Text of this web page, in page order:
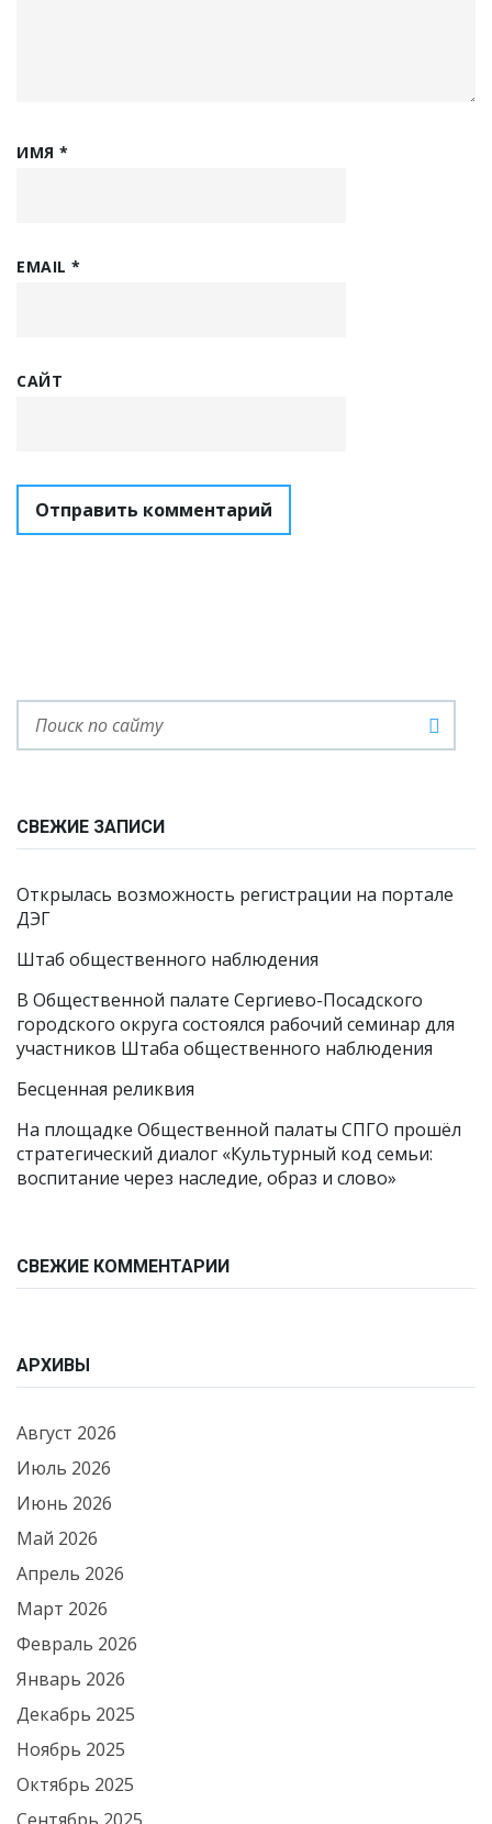
ИМЯ*
EMAIL*
САЙТ
СВЕЖИЕ ЗАПИСИ
Открылась возможность регистрации на портале
ДЭГ
Штаб общественного наблюдения
В Общественной палате Сергиево-Посадского
городского округа состоялся рабочий семинар для
участников Штаба общественного наблюдения
Бесценная реликвия
На площадке Общественной палаты СПГО прошёл
стратегический диалог «Культурный код семьи:
воспитание через наследие, образ и слово»
СВЕЖИЕ КОММЕНТАРИИ
АРХИВЫ
Август 2026
Июль 2026
Июнь 2026
Май 2026
Апрель 2026
Март 2026
Февраль 2026
Январь 2026
Декабрь 2025
Ноябрь 2025
Октябрь 2025